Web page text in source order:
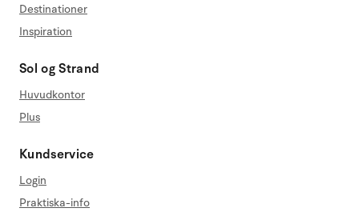
Destinationer
Inspiration
Sol og Strand
Huvudkontor
Plus
Kundservice
Login
Praktiska-info